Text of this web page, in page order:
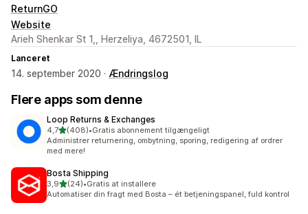
ReturnGO
Website
Arieh Shenkar St 1,, Herzeliya, 4672501, IL
Lanceret
14. september 2020 · Ændringslog
Flere apps som denne
Loop Returns & Exchanges
4,7ud af 5 stjerner
(408)
408 anmeldelser i alt
•Gratis abonnement tilgængeligt
Administrer returnering, ombytning, sporing, redigering af ordrer
med mere!
Bosta Shipping
3,9ud af 5 stjerner
(24)
24 anmeldelser i alt
•Gratis at installere
Automatiser din fragt med Bosta – ét betjeningspanel, fuld kontrol